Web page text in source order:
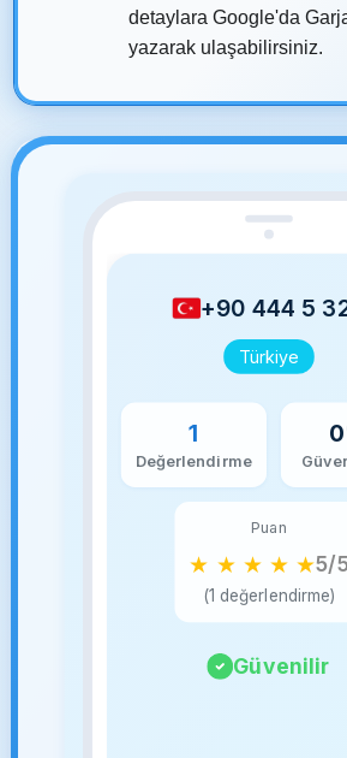
detaylara Google'da
yazarak ulaşabilirsiniz.
+90 444 5
Türkiye
1
Değerlendirme
Puan
★ ★ ★ ★ ★5/
(1 değerlendirme)
Güvenilir